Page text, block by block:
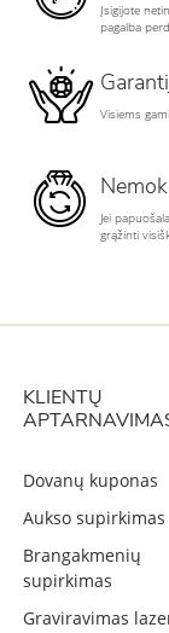
Įsigijote
pagalba
Visiems
Jei
grąžinti
KLIENTŲ
Dovanų kuponas
Aukso supirkimas
Brangakmenių
supirkimas
Graviravimas